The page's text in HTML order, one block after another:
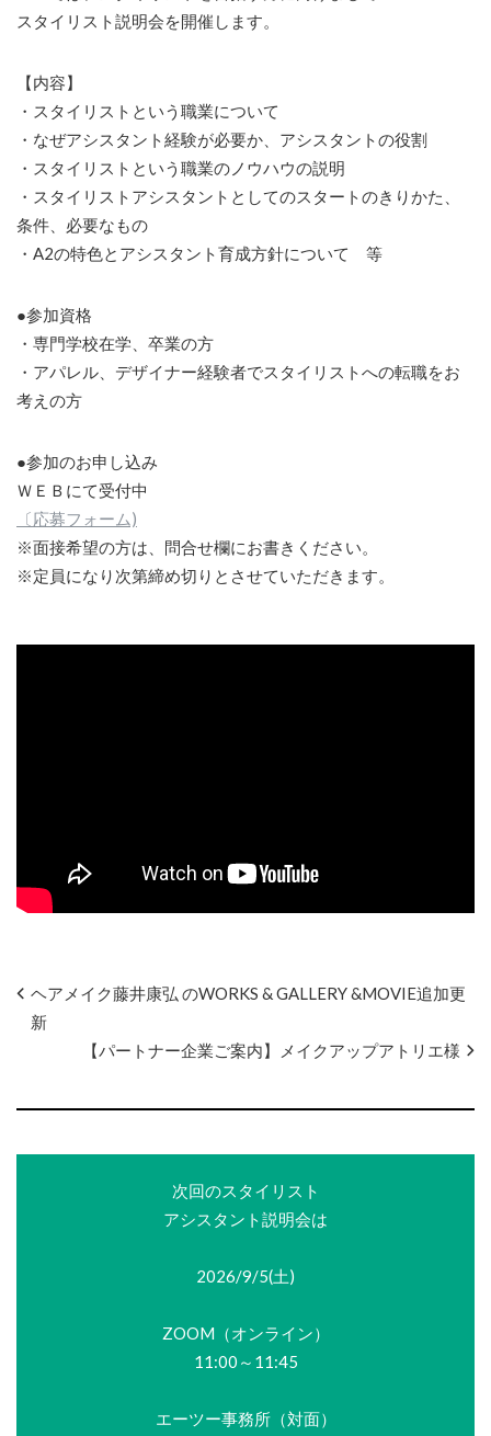
スタイリスト説明会を開催します。
【内容】
・スタイリストという職業について
・なぜアシスタント経験が必要か、アシスタントの役割
・スタイリストという職業のノウハウの説明
・スタイリストアシスタントとしてのスタートのきりかた、
条件、必要なもの
・A2の特色とアシスタント育成方針について 等
●参加資格
・専門学校在学、卒業の方
・アパレル、デザイナー経験者でスタイリストへの転職をお
考えの方
●参加のお申し込み
ＷＥＢにて受付中
〔応募フォーム)
※面接希望の方は、問合せ欄にお書きください。
※定員になり次第締め切りとさせていただきます。
ヘアメイク藤井康弘 のWORKS & GALLERY &MOVIE追加更
新
【パートナー企業ご案内】メイクアップアトリエ様
次回のスタイリスト
アシスタント説明会は
2026/9/5(土)
ZOOM（オンライン）
11:00～11:45
エーツー事務所（対面）